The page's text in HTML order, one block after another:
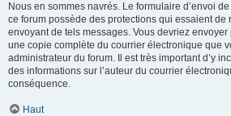
Nous en sommes navrés. Le formulaire d’envoi
ce forum possède des protections qui essaient de
envoyant de tels messages. Vous devriez
une copie complète du courrier électronique que
administrateur du forum. Il est très important d’y
des informations sur l’auteur du courrier
conséquence.
Haut